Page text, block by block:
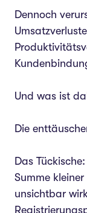
Dennoch
Und was ist
Die
Das
Summe
unsichtbar